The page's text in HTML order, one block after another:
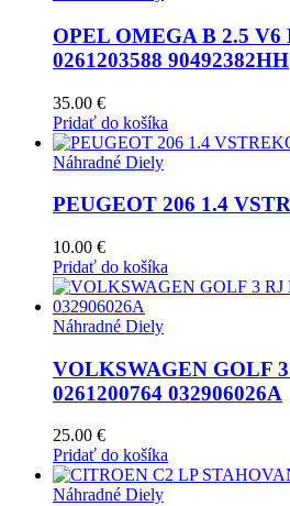
OPEL OMEGA B 2.5
0261203588 90492382HH
35.00 €
Pridať do košíka
Náhradné Diely
PEUGEOT 206 1.4
10.00 €
Pridať do košíka
Náhradné Diely
VOLKSWAGEN GOLF
0261200764 032906026A
25.00 €
Pridať do košíka
Náhradné Diely